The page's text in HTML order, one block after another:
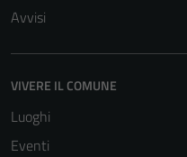
Avvisi
VIVERE IL COMUNE
Luoghi
Eventi